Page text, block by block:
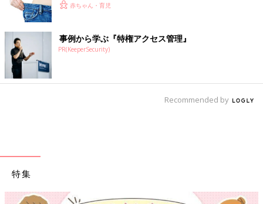
赤ちゃん・育児
事例から学ぶ『特権アクセス管理』
PR(KeeperSecurity)
Recommended by
特集